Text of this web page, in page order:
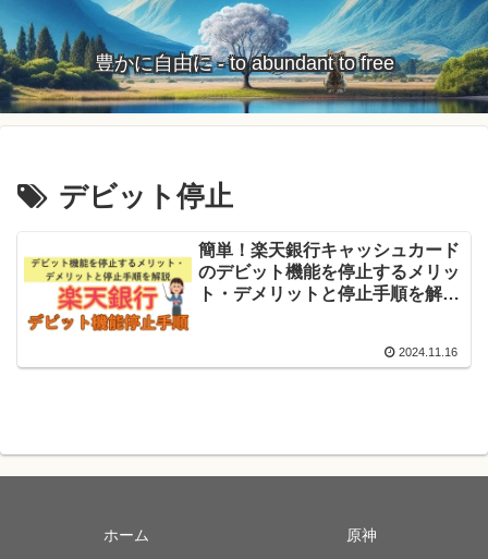
豊かに自由に - to abundant to free
デビット停止
簡単！楽天銀行キャッシュカード
のデビット機能を停止するメリッ
ト・デメリットと停止手順を解説
2024.11.16
ホーム
原神